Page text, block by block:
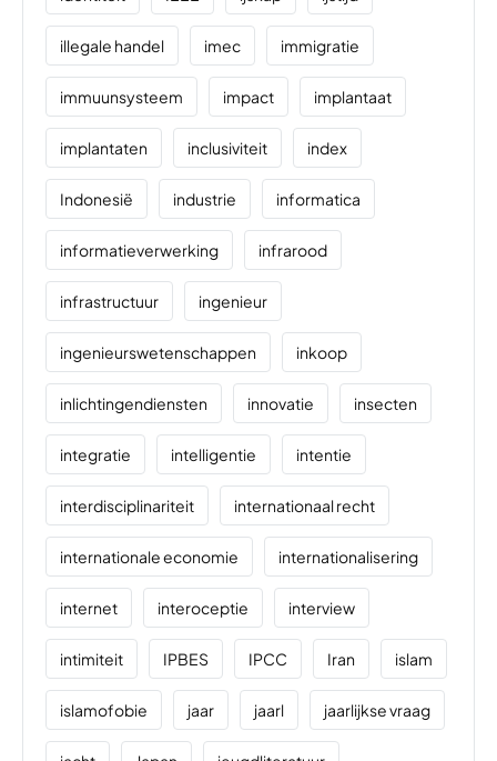
illegale handel imec immigratie
immuunsysteem impact implantaat
implantaten inclusiviteit index
Indonesië industrie informatica
informatieverwerking infrarood
infrastructuur ingenieur
ingenieurswetenschappen inkoop
inlichtingendiensten innovatie insecten
integratie intelligentie intentie
interdisciplinariteit internationaal recht
internationale economie internationalisering
internet interoceptie interview
intimiteit IPBES IPCC Iran islam
islamofobie jaar jaarl jaarlijkse vraag